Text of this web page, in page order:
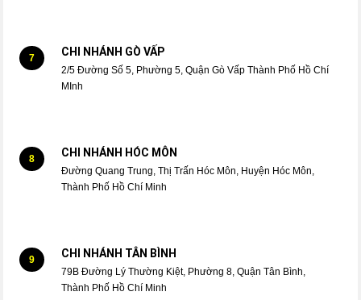
7 CHI NHÁNH GÒ VẤP
2/5 Đường Số 5, Phường 5, Quận Gò Vấp Thành Phố Hồ Chí
MInh
8 CHI NHÁNH HÓC MÔN
Đường Quang Trung, Thị Trấn Hóc Môn, Huyện Hóc Môn,
Thành Phố Hồ Chí Minh
9 CHI NHÁNH TÂN BÌNH
79B Đường Lý Thường Kiệt, Phường 8, Quận Tân Bình,
Thành Phố Hồ Chí Minh